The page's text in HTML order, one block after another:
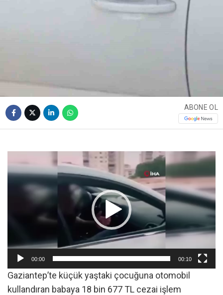
ABONE OL
oynatıcı
00:00 00:10
Gaziantep’te küçük yaştaki çocuğuna otomobil
kullandıran babaya 18 bin 677 TL cezai işlem